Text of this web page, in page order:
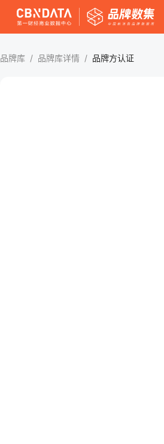
品牌库 / 品牌库详情 / 品牌方认证